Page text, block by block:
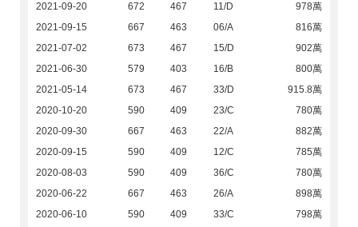
2021-09-20
672 467 11/D
978萬
2021-09-15
667 463 06/A
816萬
2021-07-02
673 467 15/D
902萬
2021-06-30
579 403 16/B
800萬
2021-05-14
673 467 33/D
915.8萬
2020-10-20
590 409 23/C
780萬
2020-09-30
667 463 22/A
882萬
2020-09-15
590 409 12/C
785萬
2020-08-03
590 409 36/C
780萬
2020-06-22
667 463 26/A
898萬
2020-06-10
590 409 33/C 798萬